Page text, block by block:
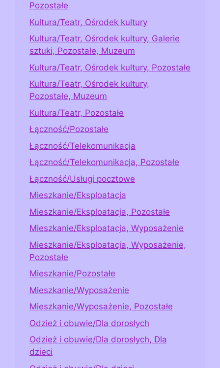
Pozostałe
Kultura/Teatr, Ośrodek kultury
Kultura/Teatr, Ośrodek kultury, Galerie
sztuki, Pozostałe, Muzeum
Kultura/Teatr, Ośrodek kultury, Pozostałe
Kultura/Teatr, Ośrodek kultury,
Pozostałe, Muzeum
Kultura/Teatr, Pozostałe
Łączność/Pozostałe
Łączność/Telekomunikacja
Łączność/Telekomunikacja, Pozostałe
Łączność/Usługi pocztowe
Mieszkanie/Eksploatacja
Mieszkanie/Eksploatacja, Pozostałe
Mieszkanie/Eksploatacja, Wyposażenie
Mieszkanie/Eksploatacja, Wyposażenie,
Pozostałe
Mieszkanie/Pozostałe
Mieszkanie/Wyposażenie
Mieszkanie/Wyposażenie, Pozostałe
Odzież i obuwie/Dla dorosłych
Odzież i obuwie/Dla dorosłych, Dla
dzieci